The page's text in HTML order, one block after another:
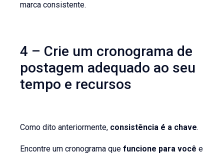
marca consistente.
4 – Crie um cronograma de
postagem adequado ao seu
tempo e recursos
Como dito anteriormente, consistência é a chave.
Encontre um cronograma quefuncione para você e